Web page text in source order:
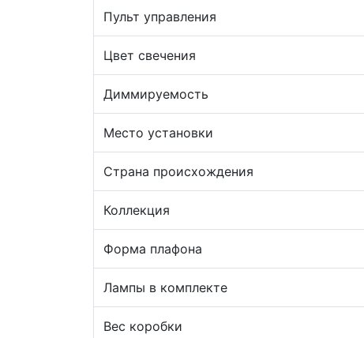
Пульт управления
Цвет свечения
Диммируемость
Место установки
Страна происхождения
Коллекция
Форма плафона
Лампы в комплекте
Вес коробки